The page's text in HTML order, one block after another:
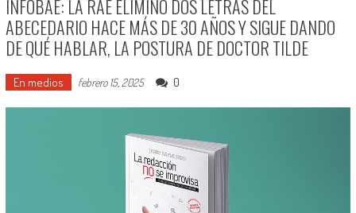
INFOBAE: LA RAE ELIMINÓ DOS LETRAS DEL
ABECEDARIO HACE MÁS DE 30 AÑOS Y SIGUE DANDO
DE QUÉ HABLAR, LA POSTURA DE DOCTOR TILDE
En medios febrero 15, 2025 0